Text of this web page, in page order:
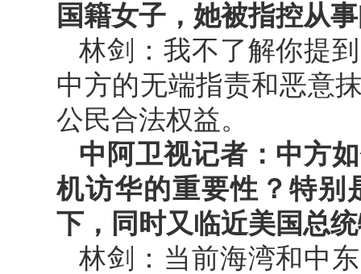
国籍女子，她被指控从
林剑：我不了解你提
中方的无端指责和恶意
公民合法权益。
中阿卫视记者：中方
机访华的重要性？特别
下，同时又临近美国总
林剑：当前海湾和中